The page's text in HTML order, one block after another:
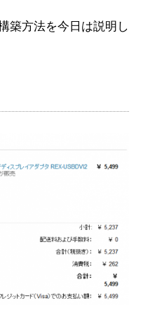
築方法を今日は説明し